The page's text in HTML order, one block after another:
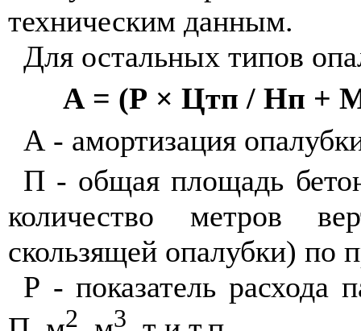
техническим данным.
Для остальных типов
А = (Р × Цтп / Нп +
А - амортизация
П - общая площадь
количество метров
скользящей опалубки) по
Р - показатель расхода
2 3